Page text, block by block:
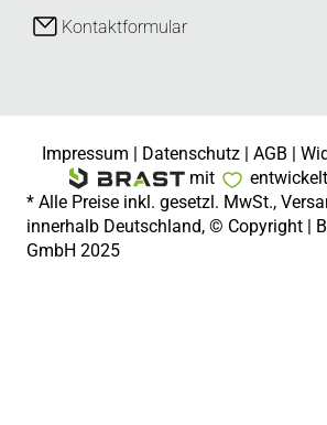
Kontaktformular
Impressum | Datenschutz| AGB |
mit
* Alle Preise inkl. gesetzl. MwSt.,
innerhalb Deutschland, © Copyright |
GmbH 2025